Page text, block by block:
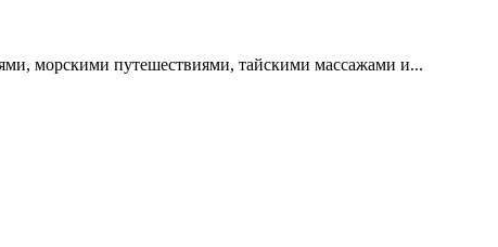
морскими путешествиями, тайскими массажами и...